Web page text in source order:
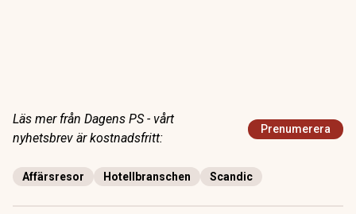
Läs mer från Dagens PS - vårt
nyhetsbrev är kostnadsfritt:
Prenumerera
Affärsresor Hotellbranschen Scandic